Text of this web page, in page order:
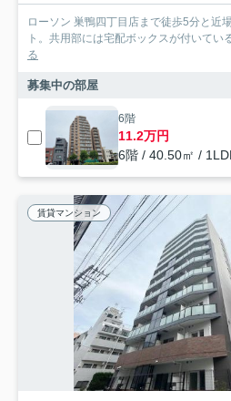
ローソン 巣鴨四丁目店まで徒歩5分と近
ト。共用部には宅配ボックスが付いてい
る
募集中の部屋
6階
11.2万円
6階 / 40.50㎡ /
賃貸マンション